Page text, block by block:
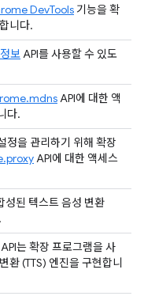
DevTools 기능을 확
니다.
보API를 사용할 수 있도
API에 대한 액
다.
을 관리하기 위해 확장
API에 대한 액세스
성된 텍스트 음성 변환
API는 확장 프로그램을 사
환 (TTS) 엔진을 구현합니